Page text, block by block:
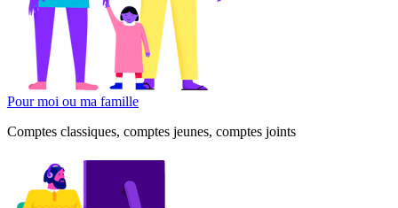
Pour moi ou ma famille
Comptes classiques, comptes jeunes, comptes joints